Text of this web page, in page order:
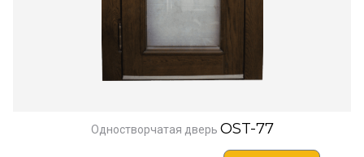
Одностворчатая дверь OST-77